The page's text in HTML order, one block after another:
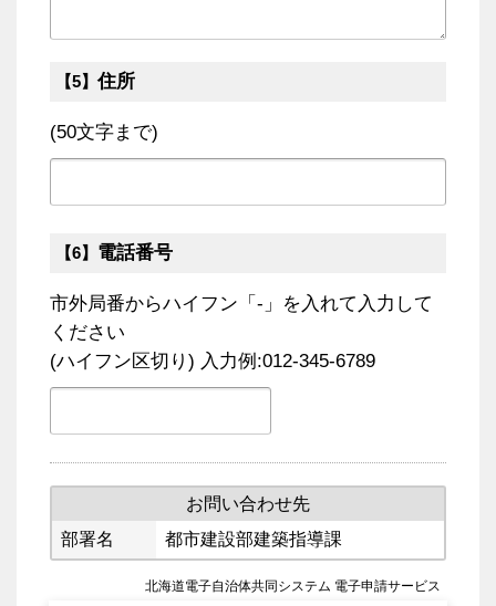
【5】住所
(50文字まで)
【6】 電話番号
市外局番からハイフン「-」を入れて入力して
ください
(ハイフン区切り) 入力例:012-345-6789
お問い合わせ先
部署名
都市建設部建築指導課
北海道電子自治体共同システム 電子申請サービス